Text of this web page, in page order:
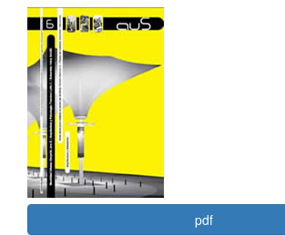
Barra
lateral
del
artículo
pdf